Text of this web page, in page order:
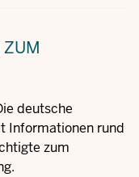
ZUM
deutsche
Informationen rund
zum